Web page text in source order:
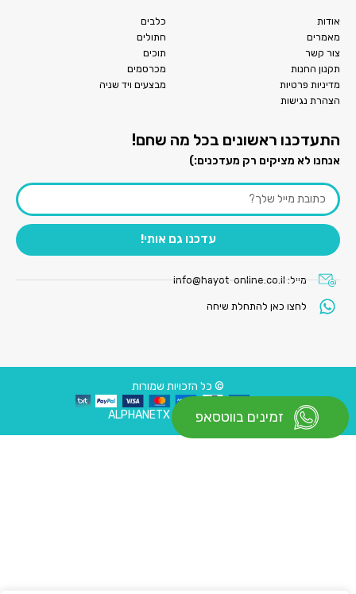
אודות
מאמרים
צור קשר
תקנון החנות
מדיניות פרטיות
הצהרת נגישות
כלבים
חתולים
תוכים
מכרסמים
מבצעים ויד שניה
התעדכנו ראשונים בכל מה שחם!
אנחנו לא מציקים רק מעדכנים:)
עדכנו גם אותי!
מייל:info@hayot-online.co.il
לחצו כאן להתחלת שיחה
זמינים בווטסאפ
© כל הזכויות שמורות
עיצוב ובניית אתר : ALPHANETX